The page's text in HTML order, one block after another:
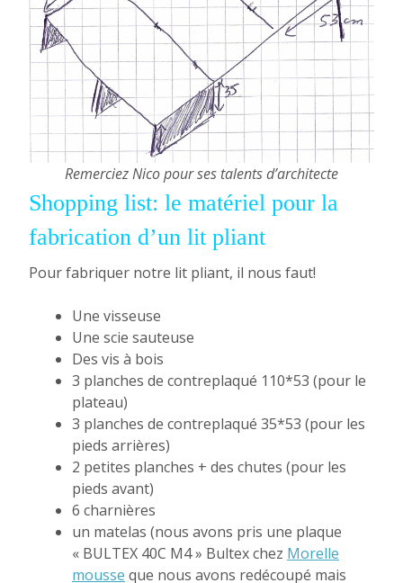
Remerciez Nico pour ses talents d’architecte
Shopping list: le matériel pour la
fabrication d’un lit pliant
Pour fabriquer notre lit pliant, il nous faut!
Une visseuse
Une scie sauteuse
Des vis à bois
3 planches de contreplaqué 110*53 (pour le
plateau)
3 planches de contreplaqué 35*53 (pour les
pieds arrières)
2 petites planches + des chutes (pour les
pieds avant)
6 charnières
un matelas (nous avons pris une plaque
« BULTEX 40C M4 » Bultex chez Morelle
mousse que nous avons redécoupé mais